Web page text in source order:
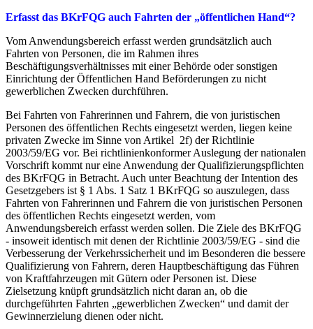
Erfasst das BKrFQG auch Fahrten der „öffentlichen Hand“?
Vom Anwendungsbereich erfasst werden grundsätzlich auch
Fahrten von Personen, die im Rahmen ihres
Beschäftigungsverhältnisses mit einer Behörde oder sonstigen
Einrichtung der Öffentlichen Hand Beförderungen zu nicht
gewerblichen Zwecken durchführen.
Bei Fahrten von Fahrerinnen und Fahrern, die von juristischen
Personen des öffentlichen Rechts eingesetzt werden, liegen keine
privaten Zwecke im Sinne von Artikel 2f) der Richtlinie
2003/59/EG vor. Bei richtlinienkonformer Auslegung der nationalen
Vorschrift kommt nur eine Anwendung der Qualifizierungspflichten
des BKrFQG in Betracht. Auch unter Beachtung der Intention des
Gesetzgebers ist § 1 Abs. 1 Satz 1 BKrFQG so auszulegen, dass
Fahrten von Fahrerinnen und Fahrern die von juristischen Personen
des öffentlichen Rechts eingesetzt werden, vom
Anwendungsbereich erfasst werden sollen. Die Ziele des BKrFQG
- insoweit identisch mit denen der Richtlinie 2003/59/EG - sind die
Verbesserung der Verkehrssicherheit und im Besonderen die bessere
Qualifizierung von Fahrern, deren Hauptbeschäftigung das Führen
von Kraftfahrzeugen mit Gütern oder Personen ist. Diese
Zielsetzung knüpft grundsätzlich nicht daran an, ob die
durchgeführten Fahrten „gewerblichen Zwecken“ und damit der
Gewinnerzielung dienen oder nicht.